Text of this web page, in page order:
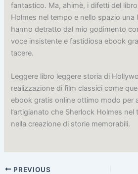
fantastico. Ma, ahimè, i difetti del
Holmes nel tempo e nello spazio una
hanno detratto dal mio godimento
voce insistente e fastidiosa ebook
tacere.
Leggere libro leggere storia di
realizzazione di film classici come
ebook gratis online ottimo modo per
l’artigianato che Sherlock Holmes
nella creazione di storie memorabili.
PREVIOUS